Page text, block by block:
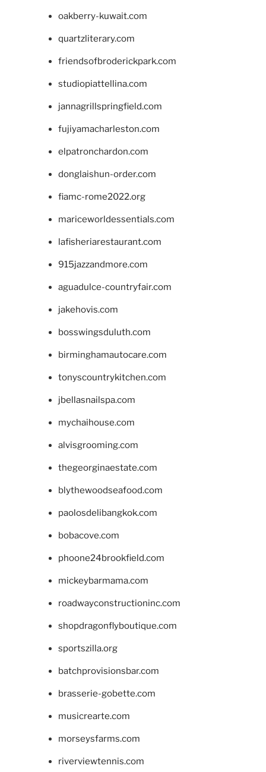
oakberry-kuwait.com
quartzliterary.com
friendsofbroderickpark.com
studiopiattellina.com
jannagrillspringfield.com
fujiyamacharleston.com
elpatronchardon.com
donglaishun-order.com
fiamc-rome2022.org
mariceworldessentials.com
lafisheriarestaurant.com
915jazzandmore.com
aguadulce-countryfair.com
jakehovis.com
bosswingsduluth.com
birminghamautocare.com
tonyscountrykitchen.com
jbellasnailspa.com
mychaihouse.com
alvisgrooming.com
thegeorginaestate.com
blythewoodseafood.com
paolosdelibangkok.com
bobacove.com
phoone24brookfield.com
mickeybarmama.com
roadwayconstructioninc.com
shopdragonflyboutique.com
sportszilla.org
batchprovisionsbar.com
brasserie-gobette.com
musicrearte.com
morseysfarms.com
riverviewtennis.com